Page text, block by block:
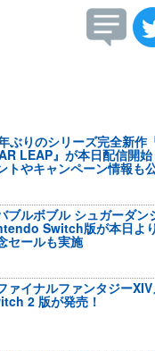
ぶりのシリーズ完全新作
LEAP』が本日配信開
トやキャンペーン情報も
ブルボブル シュガーダン
Switch版が本日よ
セールも実施
ァイナルファンタジー
2 版が発売！